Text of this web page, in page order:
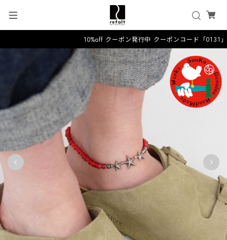
10%off クーポン発行中 クーポンコード「0131